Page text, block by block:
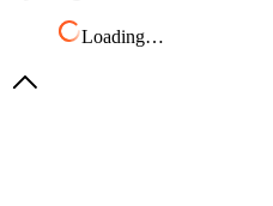
Loading…